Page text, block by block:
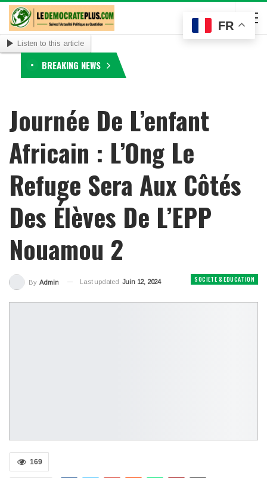
Listen to this article
BREAKING NEWS
Journée De L’enfant
Africain : L’Ong Le
Refuge Sera Aux Côtés
Des Élèves De L’EPP
Nouamou 2
SOCIETE & EDUCATION
By Admin Last updated Juin 12, 2024
169
FR